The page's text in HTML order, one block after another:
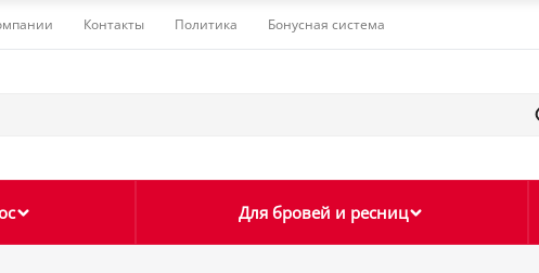
Контакты Политика Бонусная система
Для бровей и ресниц